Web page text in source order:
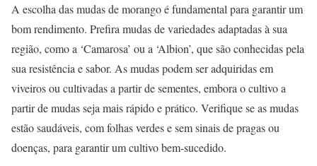
A escolha das mudas de morango é fundamental para garantir um
bom rendimento. Prefira mudas de variedades adaptadas à sua
região, como a ‘Camarosa’ ou a ‘Albion’, que são conhecidas pela
sua resistência e sabor. As mudas podem ser adquiridas em
viveiros ou cultivadas a partir de sementes, embora o cultivo a
partir de mudas seja mais rápido e prático. Verifique se as mudas
estão saudáveis, com folhas verdes e sem sinais de pragas ou
doenças, para garantir um cultivo bem-sucedido.